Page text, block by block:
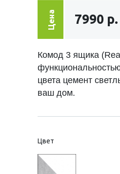
Цена 7990 р.
Комод 3 ящика
цвета цемент
ваш дом.
Цвет